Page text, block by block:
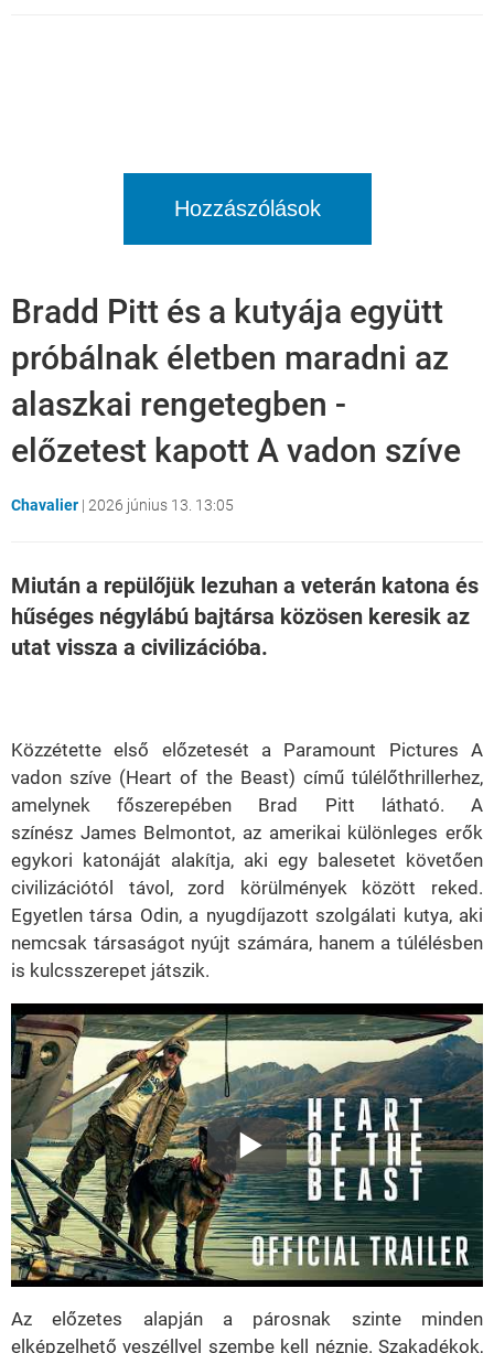
Hozzászólások
Bradd Pitt és a kutyája együtt
próbálnak életben maradni az
alaszkai rengetegben -
előzetest kapott A vadon szíve
Chavalier | 2026 június 13. 13:05
Miután a repülőjük lezuhan a veterán katona és
hűséges négylábú bajtársa közösen keresik az
utat vissza a civilizációba.
Közzétette első előzetesét a Paramount Pictures A
vadon szíve (Heart of the Beast) című túlélőthrillerhez,
amelynek főszerepében Brad Pitt látható. A
színész James Belmontot, az amerikai különleges erők
egykori katonáját alakítja, aki egy balesetet követően
civilizációtól távol, zord körülmények között reked.
Egyetlen társa Odin, a nyugdíjazott szolgálati kutya, aki
nemcsak társaságot nyújt számára, hanem a túlélésben
is kulcsszerepet játszik.
Az előzetes alapján a párosnak szinte minden
elképzelhető veszéllyel szembe kell néznie. Szakadékok,